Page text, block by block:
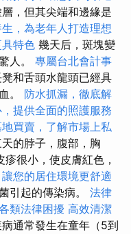
，但其尖端和邊緣是
，為老年人打造理想
特色 幾天后，斑塊變
人。 專屬台北會計事
和舌頭水龍頭已經具
。 防水抓漏，徹底解
提供全面的照護服務
買賣，了解市場上私
的脖子，腹部，胸
疹很小，使皮膚紅色，
您的居住環境更舒適
引起的傳染病。 法律
類法律困擾 高效清潔
通常發生在童年（5到